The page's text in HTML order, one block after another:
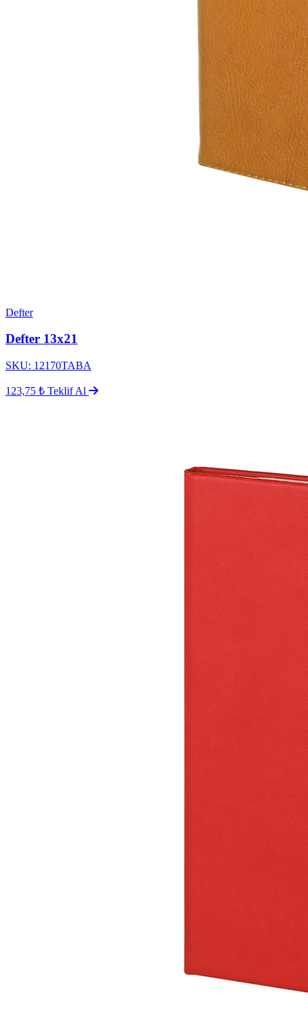
Defter
Defter 13x21
SKU: 12170TABA
123,75 ₺ Teklif Al